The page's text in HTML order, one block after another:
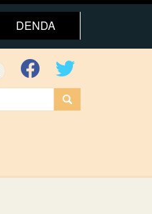
DENDA